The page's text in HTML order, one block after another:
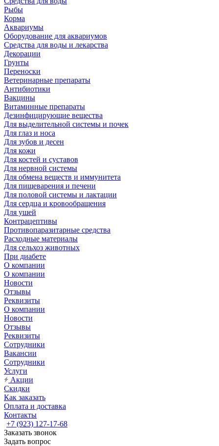
Рыбы
Корма
Аквариумы
Оборудование для аквариумов
Средства для воды и лекарства
Декорации
Грунты
Переноски
Ветеринарные препараты
Антибиотики
Вакцины
Витаминные препараты
Дезинфицирующие вещества
Для выделительной системы и почек
Для глаз и носа
Для зубов и десен
Для кожи
Для костей и суставов
Для нервной системы
Для обмена веществ и иммунитета
Для пищеварения и печени
Для половой системы и лактации
Для сердца и кровообращения
Для ушей
Контрацептивы
Противопаразитарные средства
Расходные материалы
Для сельхоз животных
При диабете
О компании
О компании
Новости
Отзывы
Реквизиты
О компании
Новости
Отзывы
Реквизиты
Сотрудники
Вакансии
Сотрудники
Услуги
Акции
Скидки
Как заказать
Оплата и доставка
Контакты
+7 (923) 127-17-68
Заказать звонок
Задать вопрос